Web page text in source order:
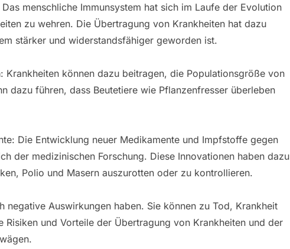
menschliche Immunsystem hat sich im Laufe der Evolution
zu wehren. Die Übertragung von Krankheiten hat dazu
stärker und widerstandsfähiger geworden ist.
Krankheiten können dazu beitragen, die Populationsgröße von
dazu führen, dass Beutetiere wie Pflanzenfresser überleben
Die Entwicklung neuer Medikamente und Impfstoffe gegen
der medizinischen Forschung. Diese Innovationen haben dazu
Polio und Masern auszurotten oder zu kontrollieren.
negative Auswirkungen haben. Sie können zu Tod, Krankheit
Risiken und Vorteile der Übertragung von Krankheiten und der